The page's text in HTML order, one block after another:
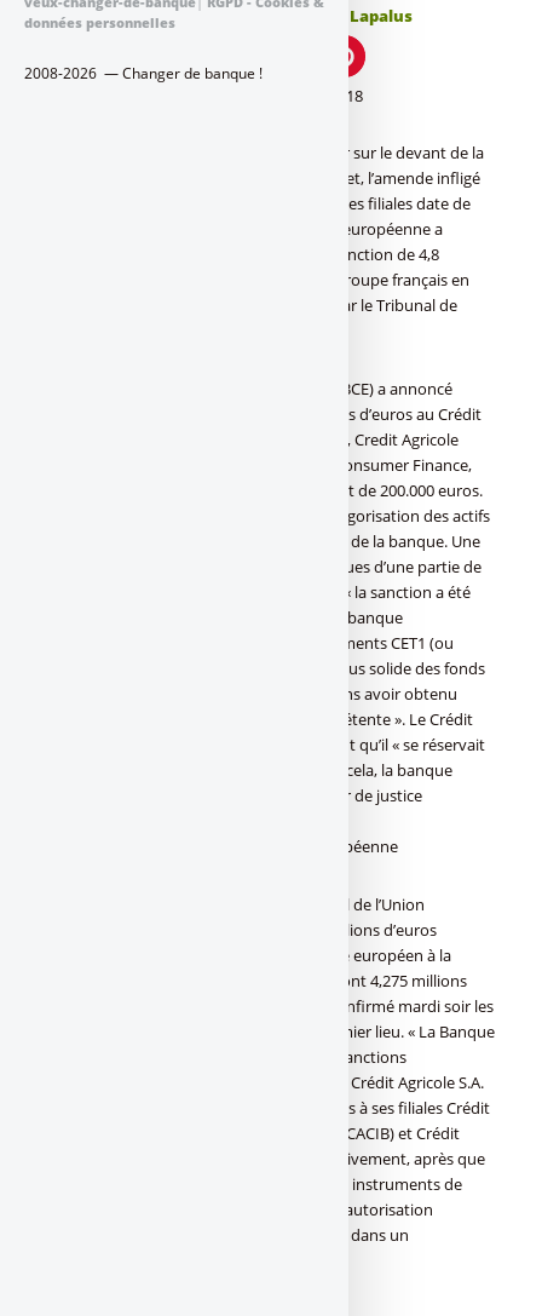
Publié lemercredi 24 août 2022 Denis Lapalus
Crédit Agricole, amende boomerang de 2018
Ce n’est pas une nouveauté, mais le retour sur le devant de la
scène d’un conflit juridique de 2018. En effet, l’amende infligé
par la BCE à Crédit Agricole SA et deux de ses filiales date de
2018. Le 23 août 2022, la Banque centrale européenne a
toutefois confirmé, une nouvelle fois, la sanction de 4,8
millions d’euros qu’elle avait imposée au groupe français en
2018 mais qui avait été annulée en 2020 par le Tribunal de
En 2018, la Banque centrale européenne (BCE) a annoncé
qu’elle infligeait une amende de 4,3 millions d’euros au Crédit
Agricole, tout comme à deux de ses filiales, Credit Agricole
Corporate and Investment Bank et à CA Consumer Finance,
pour des montants respectifs de 300.000 et de 200.000 euros.
En cause, le non respect des règles de catégorisation des actifs
financiers pour le calcul des fonds propres de la banque. Une
erreur de classification sur l’échelle de risques d’une partie de
ses actifs financiers. Ainsi, la BCE indique : « la sanction a été
infligée en raison de la classification par la banque
d’instruments de capital en tant qu’instruments CET1 (ou
Common Equity Tier 1 , la partie jugée la plus solide des fonds
propres d’une banque) en 2015 et 2016 sans avoir obtenu
l’autorisation préalable de l’autorité compétente ». Le Crédit
Agricole a pris acte de la décision, indiquant qu’il « se réservait
le droit de contester ces sanctions ». Pour cela, la banque
française devra se défendre devant la Cour de justice
Annulation par le Tribunal de l’Union européenne
Deux ans après l’annulation par le Tribunal de l’Union
européenne en 2020 d’amendes de 4,8 millions d’euros
infligées en 2018 par le gendarme bancaire européen à la
banque française et deux de ses filiales (dont 4,275 millions
pour le seul Crédit Agricole SA), la BCE a confirmé mardi soir les
amendes qu’elle avait prononcées en premier lieu. « La Banque
centrale européenne (BCE) a imposé des sanctions
administratives de 4,275 millions d’euros à Crédit Agricole S.A.
(CASA) et de 300.000 euros et 190.000 euros à ses filiales Crédit
Agricole Corporate and Investment Bank (CACIB) et Crédit
Agricole Consumer Finance (CACF) respectivement, après que
les banques ont classé des actions comme instruments de
fonds propres de catégorie 1 (CET1) sans l’autorisation
préalable de la BCE », a déclaré l’institution dans un
données personnelles
2008-2026 — Changer de banque !